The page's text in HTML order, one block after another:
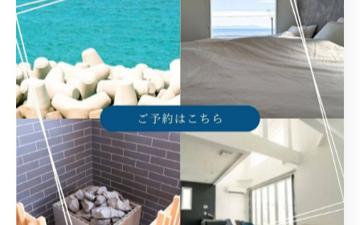
その静けさと開放感が、きっと忘れられない旅の思い出になりま
す。
https://villance-awajishima.com/
--------------------------------------------------------------------
--
ヴィランス淡路島
住所 :兵庫県洲本市由良町由良7-1
電話番号 :​090-5764-1776
大人数で淡路島に宿泊できる場所